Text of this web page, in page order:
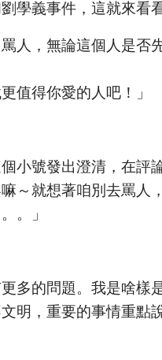
學義事件，這就來看
人，無論這個人是否
值得你愛的人吧！」
小號發出澄清，在評
～就想著咱別去罵人
。」
多的問題。我是啥樣
明，重要的事情重點